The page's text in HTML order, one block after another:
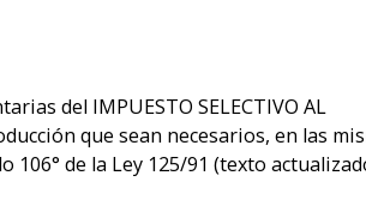
del IMPUESTO SELECTIVO AL
que sean necesarios, en las
106° de la Ley 125/91 (texto